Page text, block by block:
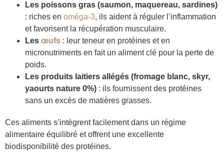
Les poissons gras (saumon, maquereau, sardines)
: riches en oméga-3, ils aident à réguler l’inflammation
et favorisent la récupération musculaire.
Les œufs : leur teneur en protéines et en
micronutriments en fait un aliment clé pour la perte de
poids.
Les produits laitiers allégés (fromage blanc, skyr,
yaourts nature 0%) : ils fournissent des protéines
sans un excès de matières grasses.
Ces aliments s’intègrent facilement dans un régime
alimentaire équilibré et offrent une excellente
biodisponibilité des protéines.